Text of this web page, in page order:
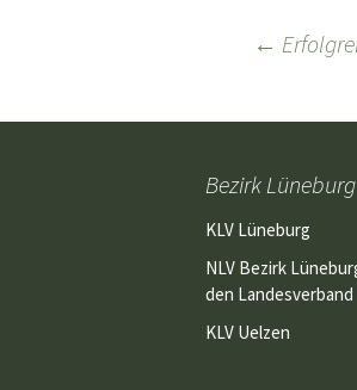
←
Bezirk Lüneburg
KLV Lüneburg
NLV Bezirk
den Landesverband
KLV Uelzen